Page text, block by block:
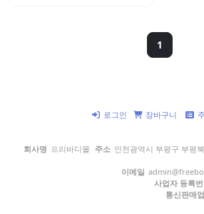
1
로그인 장바구니
회사명 프리바디몰 주소 인천광역시 부평구 부평
이메일
사업자 등록
통신판매